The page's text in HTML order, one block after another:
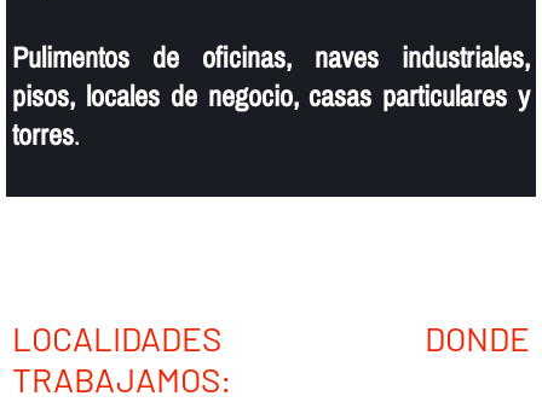
Pulimentos de oficinas, naves industriales,
pisos, locales de negocio, casas particulares y
torres.
LOCALIDADES DONDE
TRABAJAMOS: